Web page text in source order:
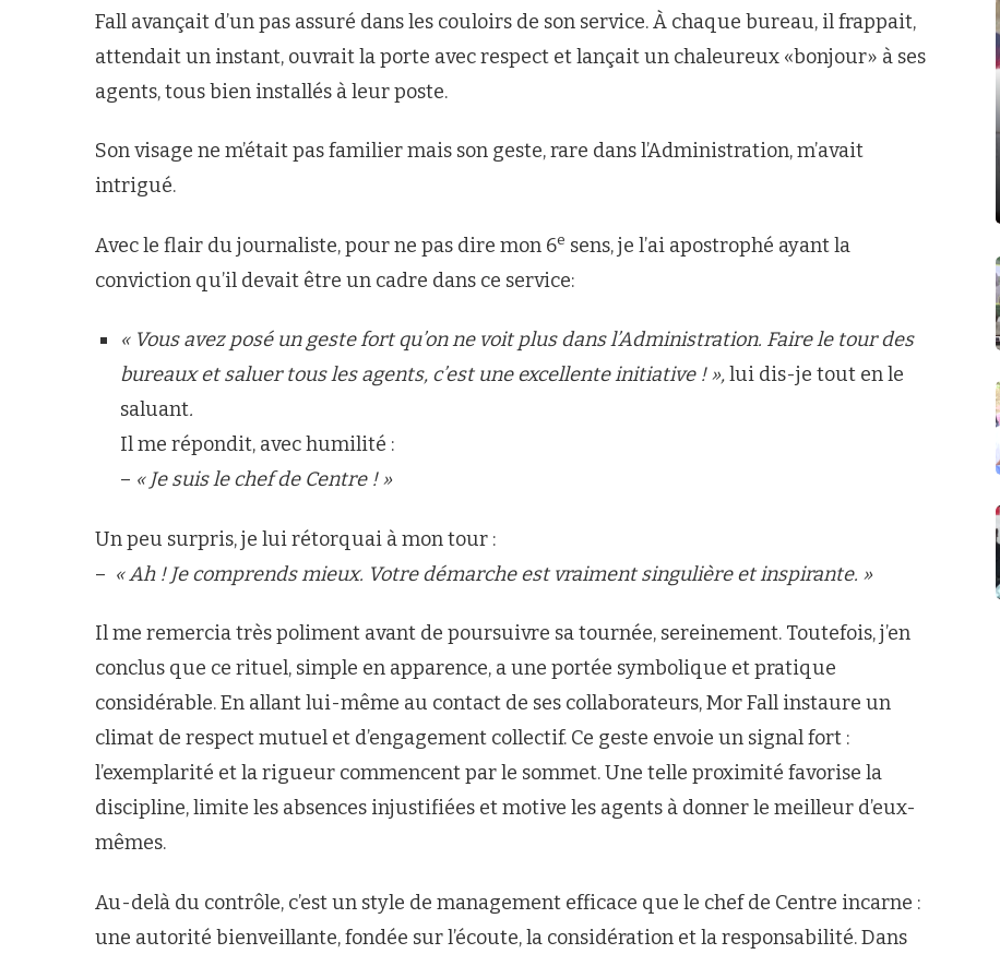
Fall avançait d’un pas assuré dans les couloirs de son service. À chaque bureau, il frappait,
attendait un instant, ouvrait la porte avec respect et lançait un chaleureux «bonjour» à ses
agents, tous bien installés à leur poste.
Son visage ne m’était pas familier mais son geste, rare dans l’Administration, m’avait
intrigué.
Avec le flair du journaliste, pour ne pas dire mon 6e sens, je l’ai apostrophé ayant la
conviction qu’il devait être un cadre dans ce service:
« Vous avez posé un geste fort qu’on ne voit plus dans l’Administration. Faire le tour des
bureaux et saluer tous les agents, c’est une excellente initiative ! »,lui dis-je tout en le
saluant.
Il me répondit, avec humilité :
– « Je suis le chef de Centre ! »
Un peu surpris, je lui rétorquai à mon tour :
– « Ah ! Je comprends mieux. Votre démarche est vraiment singulière et inspirante. »
Il me remercia très poliment avant de poursuivre sa tournée, sereinement. Toutefois, j’en
conclus que ce rituel, simple en apparence, a une portée symbolique et pratique
considérable. En allant lui-même au contact de ses collaborateurs, Mor Fall instaure un
climat de respect mutuel et d’engagement collectif. Ce geste envoie un signal fort :
l’exemplarité et la rigueur commencent par le sommet. Une telle proximité favorise la
discipline, limite les absences injustifiées et motive les agents à donner le meilleur d’eux-
mêmes.
Au-delà du contrôle, c’est un style de management efficace que le chef de Centre incarne :
une autorité bienveillante, fondée sur l’écoute, la considération et la responsabilité. Dans